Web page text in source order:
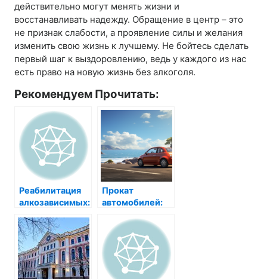
действительно могут менять жизни и
восстанавливать надежду. Обращение в центр – это
не признак слабости, а проявление силы и желания
изменить свою жизнь к лучшему. Не бойтесь сделать
первый шаг к выздоровлению, ведь у каждого из нас
есть право на новую жизнь без алкоголя.
Рекомендуем Прочитать:
Реабилитация
алкозависимых:
центры?
Прокат
автомобилей:
передвижения